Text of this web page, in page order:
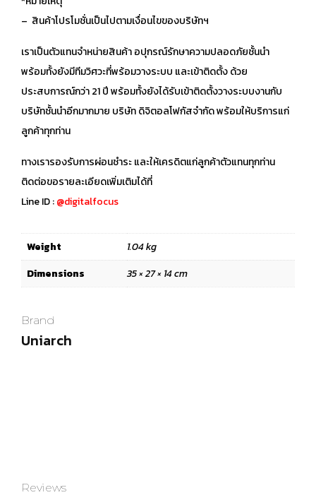
– สินค้าโปรโมชั่นเป็นไปตามเงื่อนไขของบริษัทฯ
เราเป็นตัวแทนจำหน่ายสินค้า อปุกรณ์รักษาความปลอดภัยชั้นนำ
พร้อมทั้งยังมีทีมวิศวะที่พร้อมวางระบบ และเข้าติดตั้ง ด้วย
ประสบการณ์กว่า 21 ปี พร้อมทั้งยังได้รับเข้าติดตั้งวางระบบงานกับ
บริษัทชั้นนำอีกมากมาย บริษัท ดิจิตอลโฟกัสจำกัด พร้อมให้บริการแก่
ลูกค้าทุกท่าน
ทางเรารองรับการผ่อนชำระ และให้เครดิตแก่ลูกค้าตัวแทนทุกท่าน
ติดต่อขอรายละเอียดเพิ่มเติมได้ที่
Line ID :@digitalfocus
Weight
1.04 kg
Dimensions
35 × 27 × 14 cm
Brand
Uniarch
Reviews